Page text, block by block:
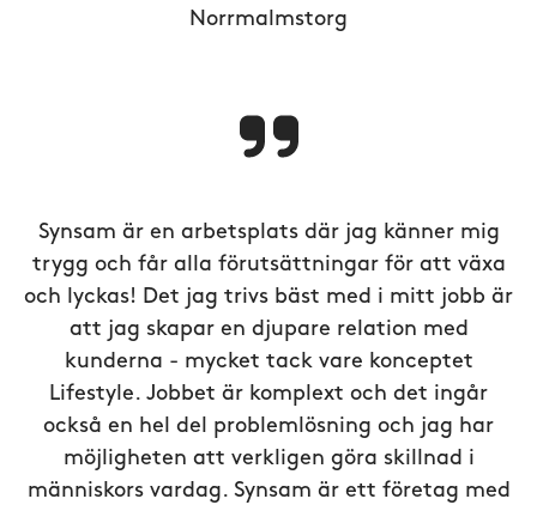
Norrmalmstorg
Synsam är en arbetsplats där jag känner mig
trygg och får alla förutsättningar för att växa
och lyckas! Det jag trivs bäst med i mitt jobb är
att jag skapar en djupare relation med
kunderna - mycket tack vare konceptet
Lifestyle. Jobbet är komplext och det ingår
också en hel del problemlösning och jag har
möjligheten att verkligen göra skillnad i
människors vardag. Synsam är ett företag med